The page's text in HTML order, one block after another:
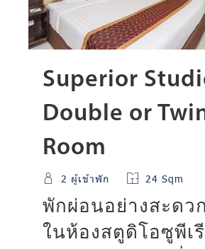
Superior
Double or
Room
2 ผู้เข้าพัก 24 Sqm
พักผ่อนอย่างสะดว
ในห้องสตูดิโอซูพีเ